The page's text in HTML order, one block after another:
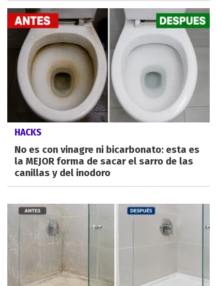
HACKS
No es con vinagre ni bicarbonato: esta es
la MEJOR forma de sacar el sarro de las
canillas y del inodoro